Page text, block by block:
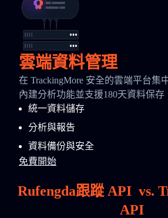
雲端資料管理
在 TrackingMore 安全的雲端平台集
內建分析功能並支援180天資料保存
統一資料儲存
分析與報告
資料備份與安全
免費開始
Rufengda跟蹤 API vs.
API